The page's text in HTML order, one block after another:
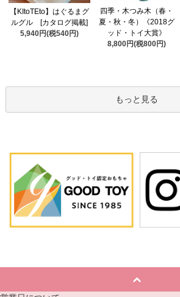
【KItoTEto】はぐるまグ
ルグル [カタログ掲載]
5,940円(税540円)
四季・木つみ木（春・
夏・秋・冬）《2018グ
ッド・トイ大賞》
8,800円(税800円)
もっと見る